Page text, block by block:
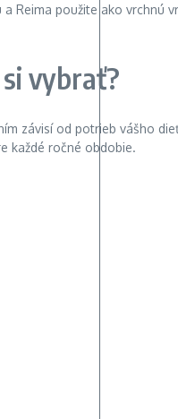
Reima použite ako
vybrať?
závisí od potrieb vášho
každé ročné obdobie.